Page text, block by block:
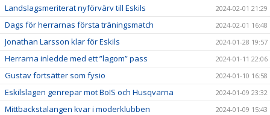
Landslagsmeriterat nyförvärv till Eskils 2024-02-01 21:29
Dags för herrarnas första träningsmatch 2024-02-01 16:48
Jonathan Larsson klar för Eskils 2024-01-28 19:57
Herrarna inledde med ett ”lagom” pass 2024-01-11 22:06
Gustav fortsätter som fysio 2024-01-10 16:58
Eskilslagen genrepar mot BoIS och Husqvarna 2024-01-09 23:32
Mittbackstalangen kvar i moderklubben 2024-01-09 15:43